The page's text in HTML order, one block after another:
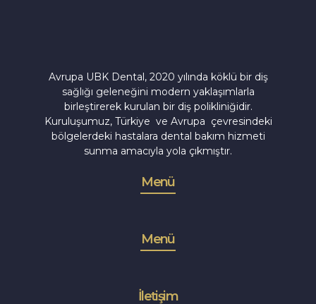
Avrupa UBK Dental, 2020 yılında köklü bir diş
sağlığı geleneğini modern yaklaşımlarla
birleştirerek kurulan bir diş polikliniğidir.
Kuruluşumuz, Türkiye ve Avrupa çevresindeki
bölgelerdeki hastalara dental bakım hizmeti
sunma amacıyla yola çıkmıştır.
Menü
Menü
İletişim